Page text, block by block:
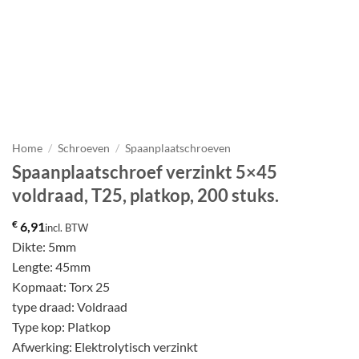
Home / Schroeven / Spaanplaatschroeven
Spaanplaatschroef verzinkt 5×45
voldraad, T25, platkop, 200 stuks.
€ 6,91incl. BTW
Dikte: 5mm
Lengte: 45mm
Kopmaat: Torx 25
type draad: Voldraad
Type kop: Platkop
Afwerking: Elektrolytisch verzinkt